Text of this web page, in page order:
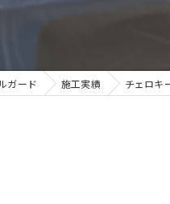
ガード 施工実績 チェロキ